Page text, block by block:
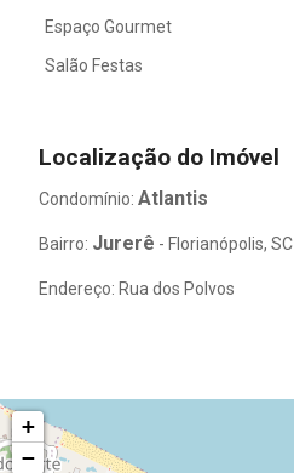
Espaço Gourmet
Salão Festas
Localização do Imóvel
Condomínio: Atlantis
Bairro: Jurerê - Florianópolis, SC
Endereço: Rua dos Polvos
+
−